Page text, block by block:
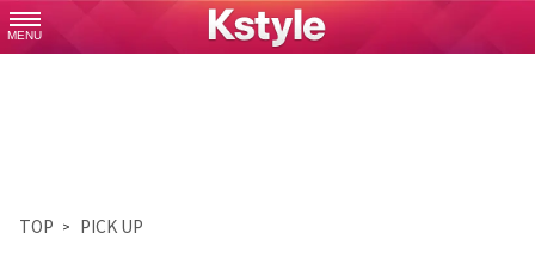
MENU
TOP PICK UP